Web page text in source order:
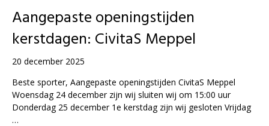
Aangepaste openingstijden
kerstdagen: CivitaS Meppel
20 december 2025
Beste sporter, Aangepaste openingstijden CivitaS Meppel
Woensdag 24 december zijn wij sluiten wij om 15:00 uur
Donderdag 25 december 1e kerstdag zijn wij gesloten Vrijdag
…